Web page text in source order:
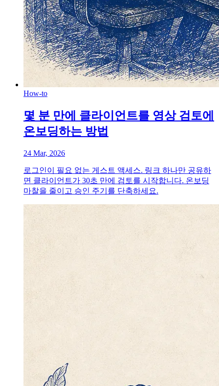
How-to
몇 분 만에 클라이언트를 영상 검토에
온보딩하는 방법
24 Mar, 2026
로그인이 필요 없는 게스트 액세스. 링크 하나만 공유하
면 클라이언트가 30초 만에 검토를 시작합니다. 온보딩
마찰을 줄이고 승인 주기를 단축하세요.